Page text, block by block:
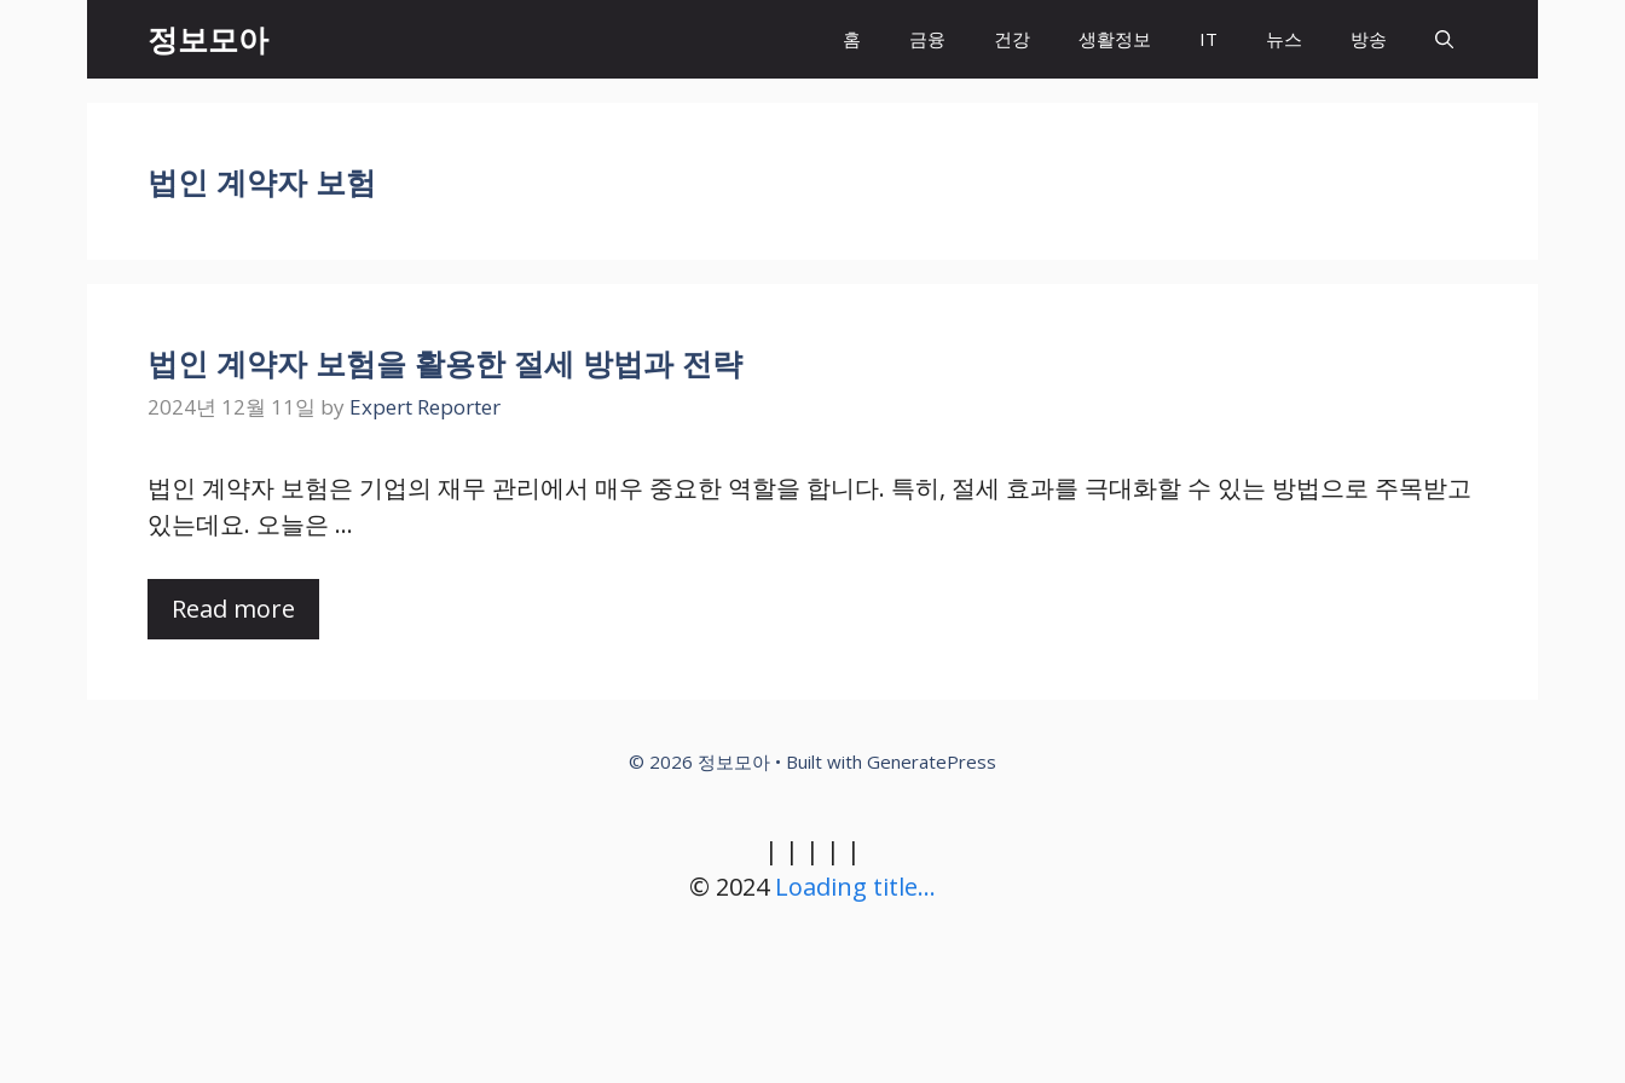
content
정보모아 홈 금융 건강 생활정보 IT 뉴스 방송
법인 계약자 보험
법인 계약자 보험을 활용한 절세 방법과 전략
2024년 12월 11일 by Expert Reporter
법인 계약자 보험은 기업의 재무 관리에서 매우 중요한 역할을 합니다. 특히, 절세 효과를 극대화할 수 있는 방법으로 주목받고
있는데요. 오늘은 …
Read more
© 2026 정보모아 • Built with GeneratePress
| | | | |
© 2024 Loading title...